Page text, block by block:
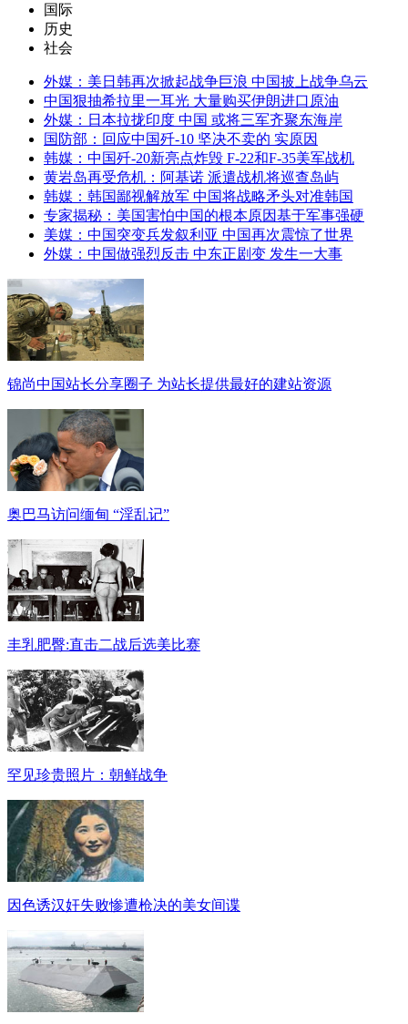
国际
历史
社会
外媒：美日韩再次掀起战争巨浪 中国披上战争乌云
中国狠抽希拉里一耳光 大量购买伊朗进口原油
外媒：日本拉拢印度 中国 或将三军齐聚东海岸
国防部：回应中国歼-10 坚决不卖的 实原因
韩媒：中国歼-20新亮点炸毁 F-22和F-35美军战机
黄岩岛再受危机：阿基诺 派遣战机将巡查岛屿
韩媒：韩国鄙视解放军 中国将战略矛头对准韩国
专家揭秘：美国害怕中国的根本原因基于军事强硬
美媒：中国突变兵发叙利亚 中国再次震惊了世界
外媒：中国做强烈反击 中东正剧变 发生一大事
锦尚中国站长分享圈子 为站长提供最好的建站资源
奥巴马访问缅甸 “淫乱记”
丰乳肥臀:直击二战后选美比赛
罕见珍贵照片：朝鲜战争
因色诱汉奸失败惨遭枪决的美女间谍